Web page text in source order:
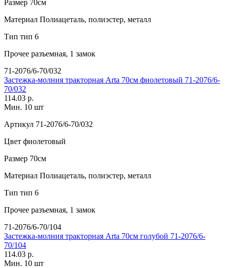
Размер 70см
Материал Полиацеталь, полиэстер, металл
Тип тип 6
Прочее разъемная, 1 замок
71-2076/6-70/032
Застежка-молния тракторная Arta 70см фиолетовый 71-2076/6-
70/032
114.03 р.
Мин. 10 шт
Артикул 71-2076/6-70/032
Цвет фиолетовый
Размер 70см
Материал Полиацеталь, полиэстер, металл
Тип тип 6
Прочее разъемная, 1 замок
71-2076/6-70/104
Застежка-молния тракторная Arta 70см голубой 71-2076/6-
70/104
114.03 р.
Мин. 10 шт